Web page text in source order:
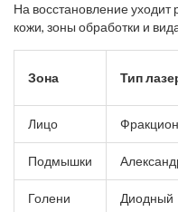
период заживления. Кожа
любое воздействие
косметика) может
На восстановление уходит
кожи, зоны обработки и
Зона Тип
Лицо
Подмышки
Голени Диодный